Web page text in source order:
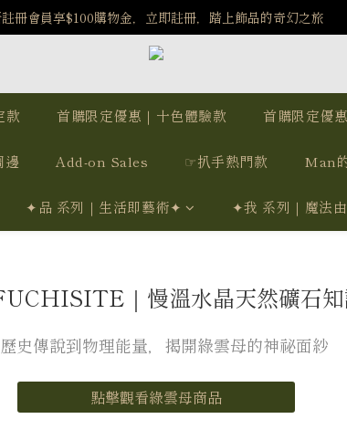
12 第一波古文明馬拉松正式開跑：烏爾風華套組優惠價$5140
冊會員享$100購物金，立即註冊，踏上飾品的奇幻之旅
12 第一波古文明馬拉松正式開跑：烏爾風華套組優惠價$5140
款 首購限定優惠｜十色體驗款 首購限定優
邊 Add-on Sales ☞扒手熱門款 Man
✦品 系列｜生活即藝術✦ ✦我 系列｜魔法
｜慢溫水晶天然礦石
史傳說到物理能量，揭開綠雲母的神祕面紗
點擊觀看綠雲母商品